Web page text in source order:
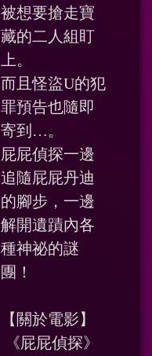
被想要搶走寶
藏的二人組盯
上。
而且怪盜U的犯
罪預告也隨即
寄到…。
屁屁偵探一邊
追隨屁屁丹迪
的腳步，一邊
解開遺蹟內各
種神祕的謎
團！
【關於電影】
《屁屁偵探》